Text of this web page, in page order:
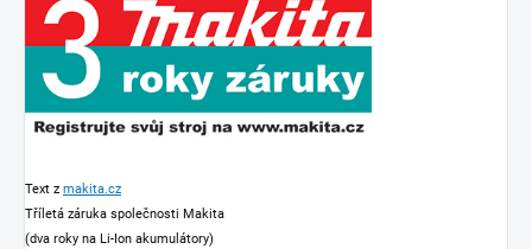
Text z makita.cz
Tříletá záruka společnosti Makita
(dva roky na Li-Ion akumulátory)